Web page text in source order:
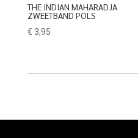
THE INDIAN MAHARADJA
ZWEETBAND POLS
€ 3,95